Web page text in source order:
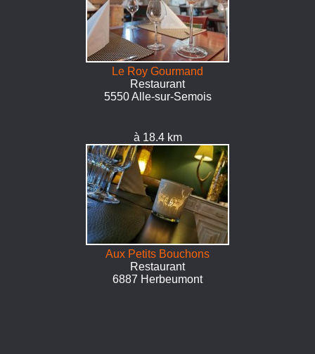
Le Roy Gourmand
Restaurant
5550 Alle-sur-Semois
à 18.4 km
Aux Petits Bouchons
Restaurant
6887 Herbeumont